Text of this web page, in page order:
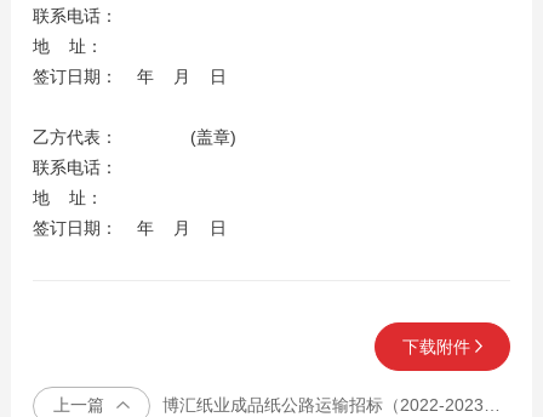
联系电话：
地 址：
签订日期： 年 月 日
乙方代表： (盖章)
联系电话：
地 址：
签订日期： 年 月 日
下载附件
上一篇 博汇纸业成品纸公路运输招标（2022-2023）公示